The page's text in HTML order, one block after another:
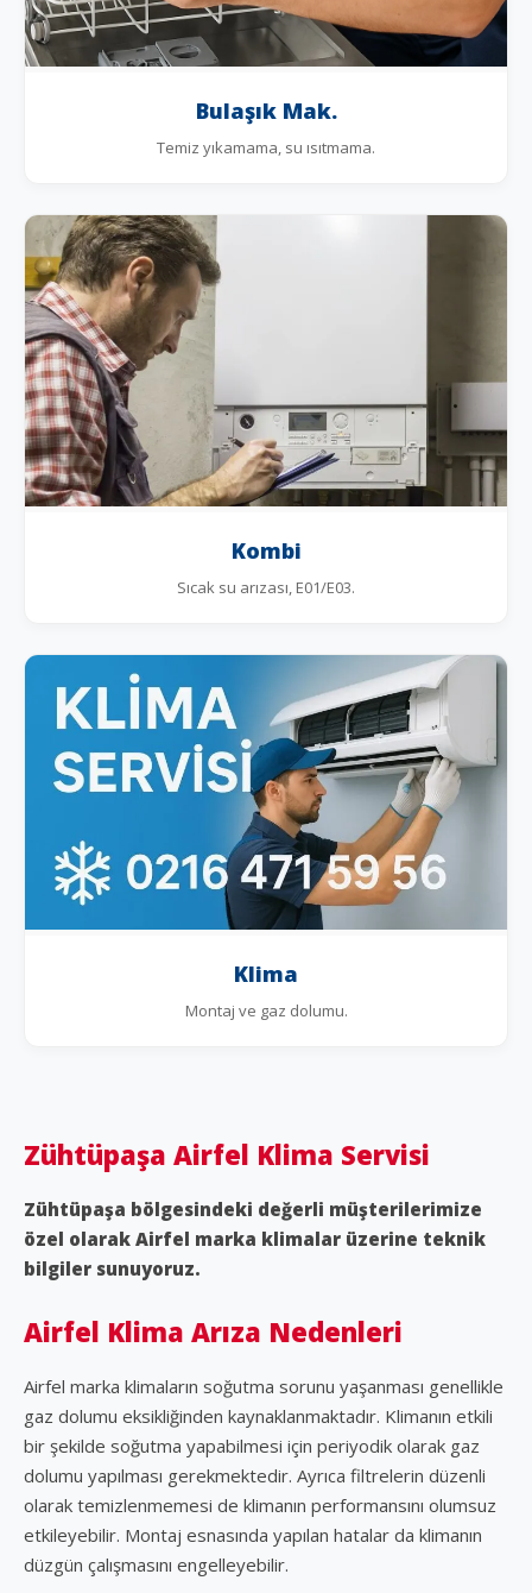
Bulaşık Mak.
Temiz yıkamama, su ısıtmama.
Kombi
Sıcak su arızası, E01/E03.
Klima
Montaj ve gaz dolumu.
Zühtüpaşa Airfel Klima Servisi
Zühtüpaşa bölgesindeki değerli müşterilerimize
özel olarak Airfel marka klimalar üzerine teknik
bilgiler sunuyoruz.
Airfel Klima Arıza Nedenleri
Airfel marka klimaların soğutma sorunu yaşanması genellikle
gaz dolumu eksikliğinden kaynaklanmaktadır. Klimanın etkili
bir şekilde soğutma yapabilmesi için periyodik olarak gaz
dolumu yapılması gerekmektedir. Ayrıca filtrelerin düzenli
olarak temizlenmemesi de klimanın performansını olumsuz
etkileyebilir. Montaj esnasında yapılan hatalar da klimanın
düzgün çalışmasını engelleyebilir.